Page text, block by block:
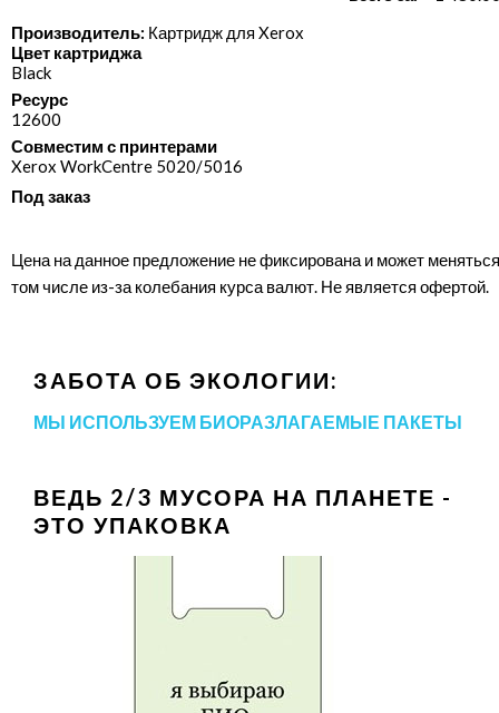
Производитель: Картридж для Xerox
Цвет картриджа
Black
Ресурс
12600
Совместим с принтерами
Xerox WorkCentre 5020/​5016
Под заказ
Цена на данное предложение не фиксирована и может
том числе из-за колебания курса валют. Не является офертой.
ЗАБОТА ОБ ЭКОЛОГИИ:
МЫ ИСПОЛЬЗУЕМ БИОРАЗЛАГАЕМЫЕ ПАКЕТЫ
ВЕДЬ 2/3 МУСОРА НА ПЛАНЕТЕ -
ЭТО УПАКОВКА